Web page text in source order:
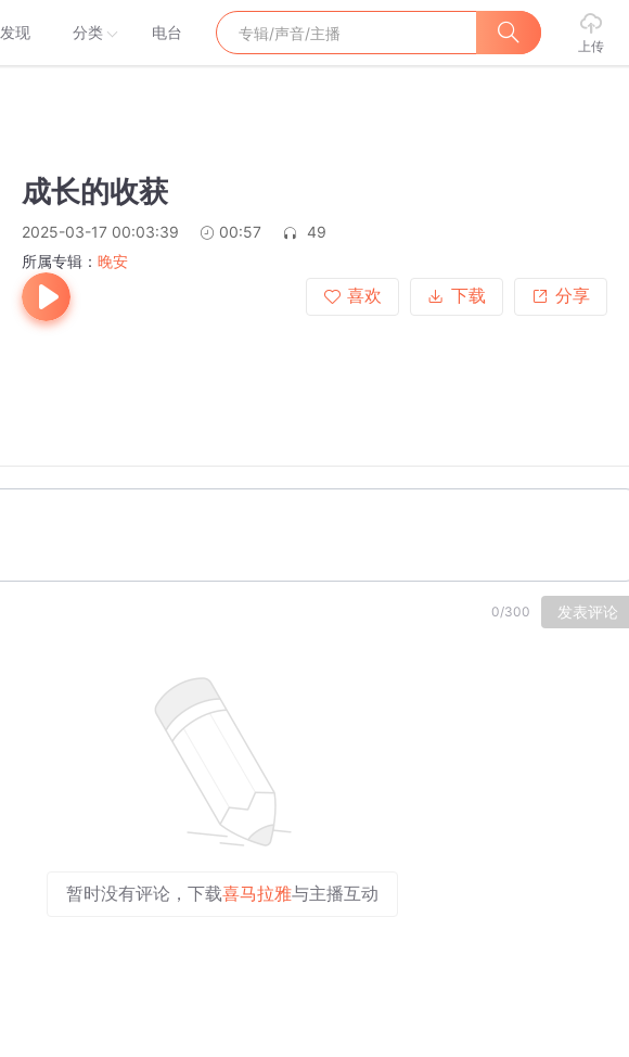
发现 分类 电台
上传
成长的收获
2025-03-17 00:03:39 00:57
49
所属专辑： 晚安
喜欢
下载 分享
0/300 发表评论
暂时没有评论，下载喜马拉雅与主播互动